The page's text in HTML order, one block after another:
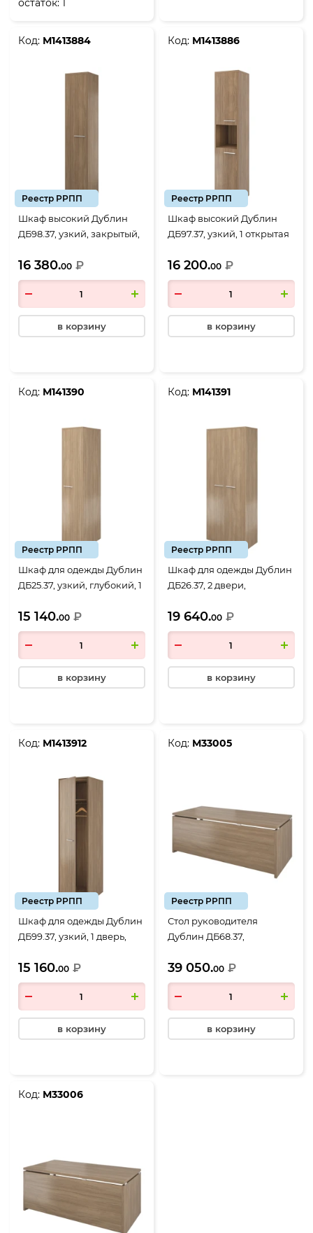
остаток:
Код: М1413884
Реестр РРПП
Шкаф высокий Дублин
ДБ98.37, узкий, закрытый,
кофейный
16 380.00 ₽
в корзину
Код: М1413886
Реестр РРПП
Шкаф высокий Дублин
ДБ97.37, узкий, 1 открытая
430*400*1980, Дуб
кофейный
16 200.00 ₽
в корзину
Код: М141390
Реестр РРПП
Шкаф для одежды Дублин
ДБ25.37, узкий, глубокий, 1
кофейный
15 140.00 ₽
в корзину
Код: М141391
Реестр РРПП
Шкаф для одежды Дублин
ДБ26.37, 2 двери,
кофейный
19 640.00 ₽
в корзину
Код: М1413912
Реестр РРПП
Шкаф для одежды Дублин
ДБ99.37, узкий, 1 дверь,
кофейный
15 160.00 ₽
в корзину
Код: М33005
Реестр РРПП
Стол руководителя
Дублин ДБ68.37,
кофейный
39 050.00 ₽
в корзину
Код: М33006